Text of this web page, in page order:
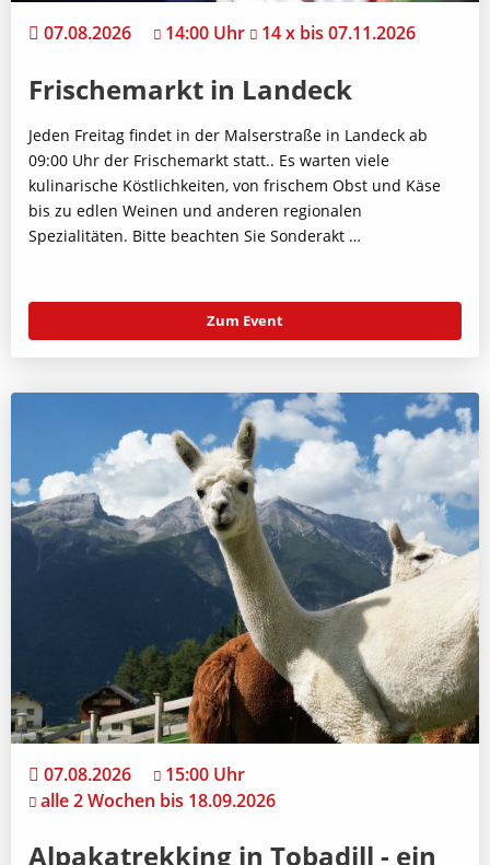
07.08.2026 14:00 Uhr 14 x bis 07.11.2026
Frischemarkt in Landeck
Jeden Freitag findet in der Malserstraße in Landeck ab
09:00 Uhr der Frischemarkt statt.. Es warten viele
kulinarische Köstlichkeiten, von frischem Obst und Käse
bis zu edlen Weinen und anderen regionalen
Spezialitäten. Bitte beachten Sie Sonderakt …
Zum Event
07.08.2026
15:00 Uhr
alle 2 Wochen bis 18.09.2026
Alpakatrekking in Tobadill - ein